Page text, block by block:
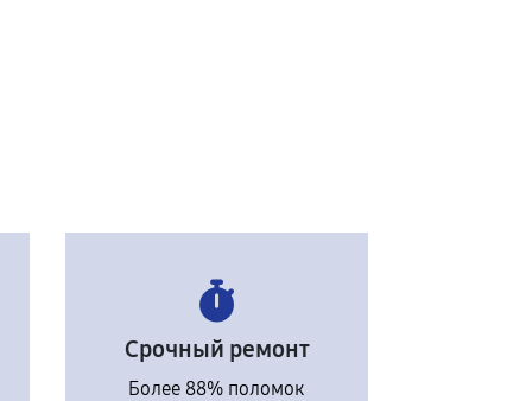
Срочный ремонт
Более 88% поломок